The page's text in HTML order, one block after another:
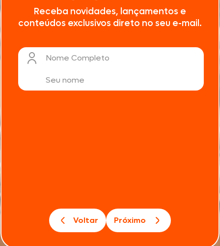
Receba novidades, lançamentos e
conteúdos exclusivos direto no seu e-mail.
Nome Completo
Voltar Próximo